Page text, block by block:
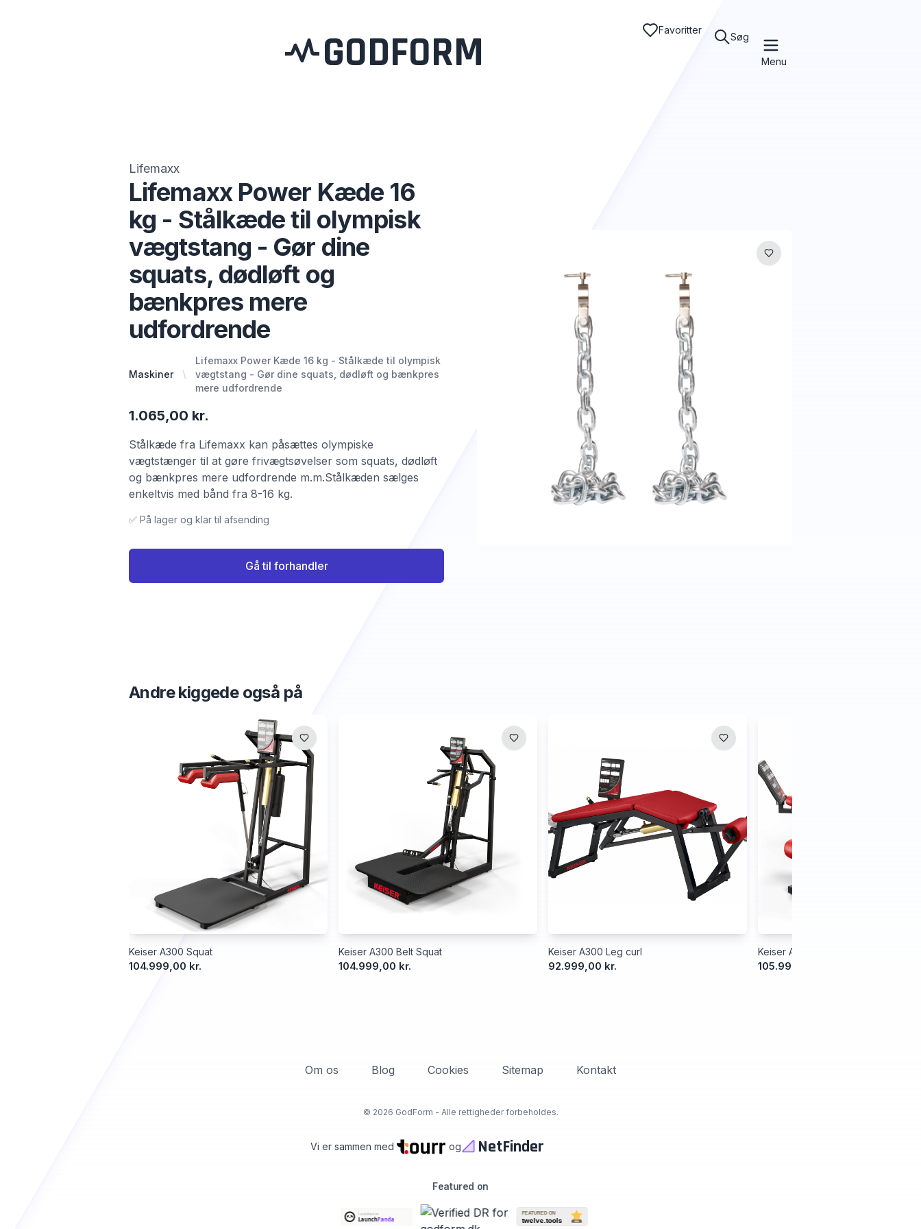
GODFORM Favoritter
Søg
Menu
Lifemaxx
Lifemaxx Power Kæde 16
kg - Stålkæde til olympisk
vægtstang - Gør dine
squats, dødløft og
bænkpres mere
udfordrende
Maskiner
Lifemaxx Power Kæde 16 kg - Stålkæde til olympisk
vægtstang - Gør dine squats, dødløft og bænkpres
mere udfordrende
1.065,00 kr.
Stålkæde fra Lifemaxx kan påsættes olympiske
vægtstænger til at gøre frivægtsøvelser som squats, dødløft
og bænkpres mere udfordrende m.m.Stålkæden sælges
enkeltvis med bånd fra 8-16 kg.
✅ På lager og klar til afsending
Gå til forhandler
Andre kiggede også på
Keiser A300 Squat
104.999,00 kr.
Keiser A300 Belt Squat
104.999,00 kr.
Keiser A300 Leg curl
92.999,00 kr.
Keiser Air300 Leg Extension
105.999,00 kr.
Om os Blog Cookies Sitemap Kontakt
© 2026 GodForm - Alle rettigheder forbeholdes.
Vi er sammen med og NetFinder
Featured on